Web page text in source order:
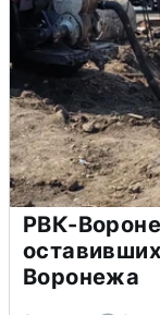
РВК-
Воронежа